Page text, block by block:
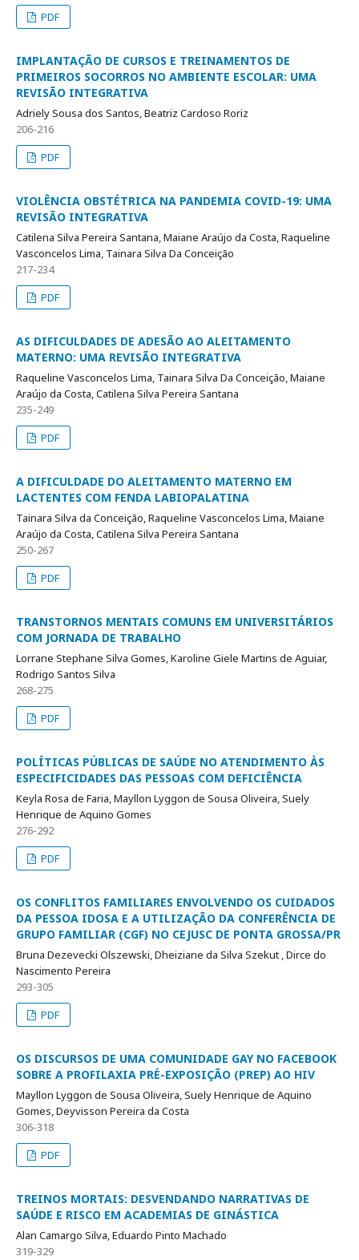
PDF
IMPLANTAÇÃO DE CURSOS E TREINAMENTOS DE
PRIMEIROS SOCORROS NO AMBIENTE ESCOLAR: UMA
REVISÃO INTEGRATIVA
Adriely Sousa dos Santos, Beatriz Cardoso Roriz
206-216
PDF
VIOLÊNCIA OBSTÉTRICA NA PANDEMIA COVID-19: UMA
REVISÃO INTEGRATIVA
Catilena Silva Pereira Santana, Maiane Araújo da Costa, Raqueline
Vasconcelos Lima, Tainara Silva Da Conceição
217-234
PDF
AS DIFICULDADES DE ADESÃO AO ALEITAMENTO
MATERNO: UMA REVISÃO INTEGRATIVA
Raqueline Vasconcelos Lima, Tainara Silva Da Conceição, Maiane
Araújo da Costa, Catilena Silva Pereira Santana
235-249
PDF
A DIFICULDADE DO ALEITAMENTO MATERNO EM
LACTENTES COM FENDA LABIOPALATINA
Tainara Silva da Conceição, Raqueline Vasconcelos Lima, Maiane
Araújo da Costa, Catilena Silva Pereira Santana
250-267
PDF
TRANSTORNOS MENTAIS COMUNS EM UNIVERSITÁRIOS
COM JORNADA DE TRABALHO
Lorrane Stephane Silva Gomes, Karoline Giele Martins de Aguiar,
Rodrigo Santos Silva
268-275
PDF
POLÍTICAS PÚBLICAS DE SAÚDE NO ATENDIMENTO ÀS
ESPECIFICIDADES DAS PESSOAS COM DEFICIÊNCIA
Keyla Rosa de Faria, Mayllon Lyggon de Sousa Oliveira, Suely
Henrique de Aquino Gomes
276-292
PDF
OS CONFLITOS FAMILIARES ENVOLVENDO OS CUIDADOS
DA PESSOA IDOSA E A UTILIZAÇÃO DA CONFERÊNCIA DE
GRUPO FAMILIAR (CGF) NO CEJUSC DE PONTA GROSSA/PR
Bruna Dezevecki Olszewski, Dheiziane da Silva Szekut , Dirce do
Nascimento Pereira
293-305
PDF
OS DISCURSOS DE UMA COMUNIDADE GAY NO FACEBOOK
SOBRE A PROFILAXIA PRÉ-EXPOSIÇÃO (PREP) AO HIV
Mayllon Lyggon de Sousa Oliveira, Suely Henrique de Aquino
Gomes, Deyvisson Pereira da Costa
306-318
PDF
TREINOS MORTAIS: DESVENDANDO NARRATIVAS DE
SAÚDE E RISCO EM ACADEMIAS DE GINÁSTICA
Alan Camargo Silva, Eduardo Pinto Machado
319-329